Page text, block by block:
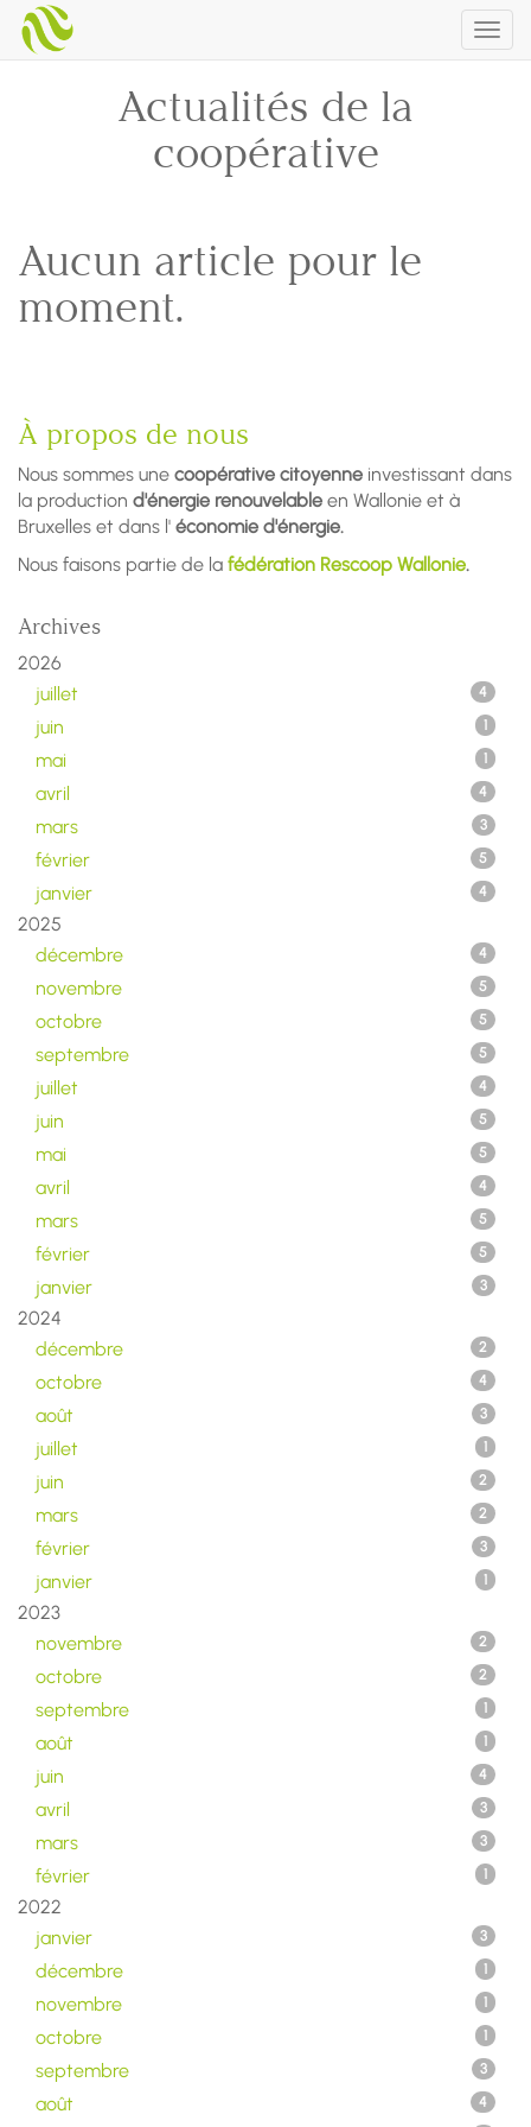
Actualités de la
coopérative
Aucun article pour le
moment.
À propos de nous
Nous sommes une coopérative citoyenne investissant dans
la production d'énergie renouvelable en Wallonie et à
Bruxelles et dans l' économie d'énergie.
Nous faisons partie de la fédération Rescoop Wallonie.
Archives
2026
juillet
4
juin 1
mai 1
avril 4
mars 3
février 5
janvier 4
2025
décembre
4
novembre 5
octobre 5
septembre 5
juillet 4
juin 5
mai 5
avril 4
mars 5
février 5
janvier 3
2024
décembre
2
octobre 4
août 3
juillet 1
juin 2
mars 2
février 3
janvier 1
2023
novembre
2
octobre 2
septembre 1
août 1
juin 4
avril 3
mars 3
février 1
2022
janvier
3
décembre 1
novembre 1
octobre 1
septembre 3
août 4